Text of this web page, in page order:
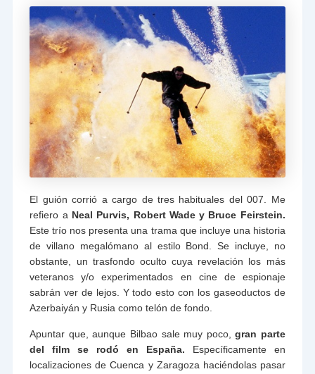
El guión corrió a cargo de tres habituales del 007. Me
refiero a Neal Purvis, Robert Wade y Bruce Feirstein.
Este trío nos presenta una trama que incluye una historia
de villano megalómano al estilo Bond. Se incluye, no
obstante, un trasfondo oculto cuya revelación los más
veteranos y/o experimentados en cine de espionaje
sabrán ver de lejos. Y todo esto con los gaseoductos de
Azerbaiyán y Rusia como telón de fondo.
Apuntar que, aunque Bilbao sale muy poco, gran parte
del film se rodó en España. Específicamente en
localizaciones de Cuenca y Zaragoza haciéndolas pasar